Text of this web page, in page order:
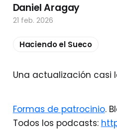
Una actualización casi
Formas de patrocinio.
Todos los podcasts:
Daniel Aragay
21 feb. 2026
Haciendo el Sueco